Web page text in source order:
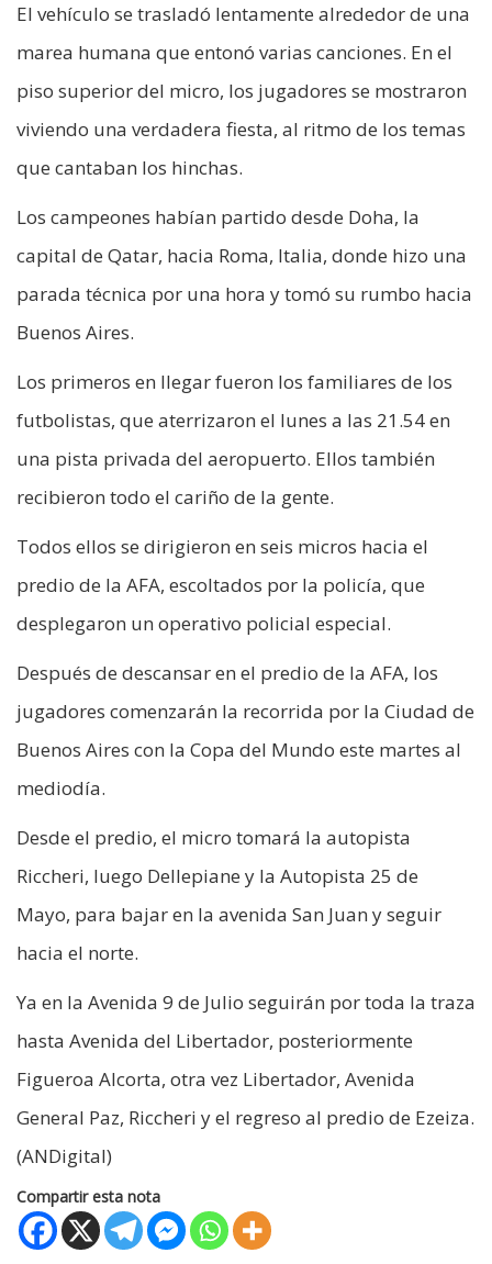
El vehículo se trasladó lentamente alrededor de una
marea humana que entonó varias canciones. En el
piso superior del micro, los jugadores se mostraron
viviendo una verdadera fiesta, al ritmo de los temas
que cantaban los hinchas.
Los campeones habían partido desde Doha, la
capital de Qatar, hacia Roma, Italia, donde hizo una
parada técnica por una hora y tomó su rumbo hacia
Buenos Aires.
Los primeros en llegar fueron los familiares de los
futbolistas, que aterrizaron el lunes a las 21.54 en
una pista privada del aeropuerto. Ellos también
recibieron todo el cariño de la gente.
Todos ellos se dirigieron en seis micros hacia el
predio de la AFA, escoltados por la policía, que
desplegaron un operativo policial especial.
Después de descansar en el predio de la AFA, los
jugadores comenzarán la recorrida por la Ciudad de
Buenos Aires con la Copa del Mundo este martes al
mediodía.
Desde el predio, el micro tomará la autopista
Riccheri, luego Dellepiane y la Autopista 25 de
Mayo, para bajar en la avenida San Juan y seguir
hacia el norte.
Ya en la Avenida 9 de Julio seguirán por toda la traza
hasta Avenida del Libertador, posteriormente
Figueroa Alcorta, otra vez Libertador, Avenida
General Paz, Riccheri y el regreso al predio de Ezeiza.
(ANDigital)
Compartir esta nota